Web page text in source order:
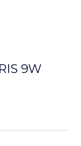
9W